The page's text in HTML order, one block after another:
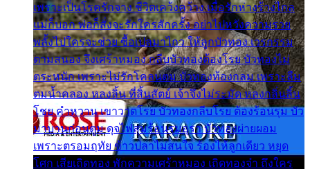
เพราะเป็นโรครักจาง ชีวิตเคว้งคว้าง เมื่อรักห่างร้างไกล
แม่ก็บอก พ่อก็สั่งจะรักใครสักครั้ง อย่าไปหวังความรวย
พลั้งไปใครจะช่วย ซื้อเปลมาไกว ให้ลูกบัวทอง เวรกรรม
ตามสนอง จึงเศร้าหมอง กลีบบัวทองต้องโรย บัวทองไม่
ตระหนัก เพราะไม่รักโคลนตม บัวทองท้องกลม เพราะลืม
ตมน้ำคลอง หลงลิ้น ที่สิ้นสัตย์ เจ้าจึงไม่ระมัด หลงกลิ่นลิ้น
โชย คำหวาน เขาวาดโรย บัวทองกลีบโรย ต้องร้อนรุม บัว
มาบานก่อนตูม ดุจไฟสุมร้อนรุมอุรา บัวทองผ่ายผอม
เพราะตรอมฤทัย ข้าวปลาไม่สนใจ ร้องไห้ลูกเดียว หยุด
โศก เสียเถิดทอง พักความเศร้าหมอง เถิดทองจ๋า ถึงใคร